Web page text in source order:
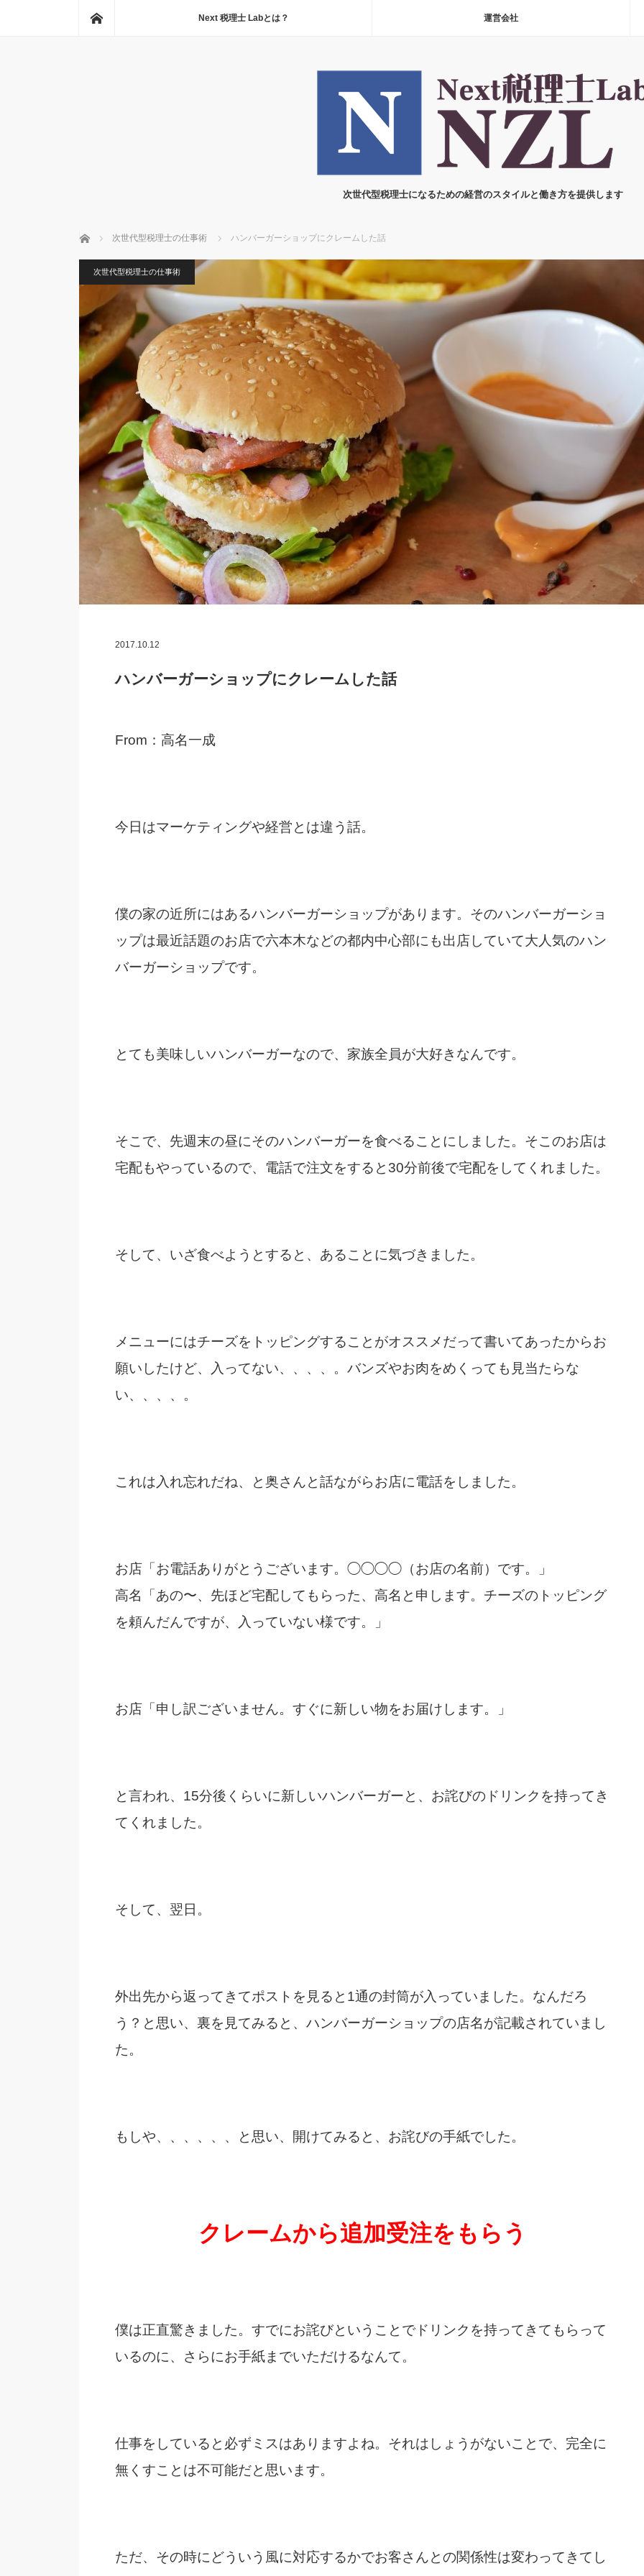
Next 税理士 Labとは？ 運営会社
次世代型税理士になるための経営のスタイルと働き方を提供します
ホーム 次世代型税理士の仕事術 ハンバーガーショップにクレームした話
次世代型税理士の仕事術
2017.10.12
ハンバーガーショップにクレームした話
From：高名一成
今日はマーケティングや経営とは違う話。
僕の家の近所にはあるハンバーガーショップがあります。そのハンバーガーショ
ップは最近話題のお店で六本木などの都内中心部にも出店していて大人気のハン
バーガーショップです。
とても美味しいハンバーガーなので、家族全員が大好きなんです。
そこで、先週末の昼にそのハンバーガーを食べることにしました。そこのお店は
宅配もやっているので、電話で注文をすると30分前後で宅配をしてくれました。
そして、いざ食べようとすると、あることに気づきました。
メニューにはチーズをトッピングすることがオススメだって書いてあったからお
願いしたけど、入ってない、、、、。バンズやお肉をめくっても見当たらな
い、、、、。
これは入れ忘れだね、と奥さんと話ながらお店に電話をしました。
お店「お電話ありがとうございます。◯◯◯◯（お店の名前）です。」
高名「あの〜、先ほど宅配してもらった、高名と申します。チーズのトッピング
を頼んだんですが、入っていない様です。」
お店「申し訳ございません。すぐに新しい物をお届けします。」
と言われ、15分後くらいに新しいハンバーガーと、お詫びのドリンクを持ってき
てくれました。
そして、翌日。
外出先から返ってきてポストを見ると1通の封筒が入っていました。なんだろ
う？と思い、裏を見てみると、ハンバーガーショップの店名が記載されていまし
た。
もしや、、、、、、と思い、開けてみると、お詫びの手紙でした。
クレームから追加受注をもらう
僕は正直驚きました。すでにお詫びということでドリンクを持ってきてもらって
いるのに、さらにお手紙までいただけるなんて。
仕事をしていると必ずミスはありますよね。それはしょうがないことで、完全に
無くすことは不可能だと思います。
ただ、その時にどういう風に対応するかでお客さんとの関係性は変わってきてし